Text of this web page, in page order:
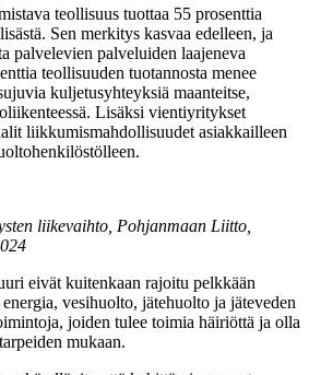
teollisuus tuottaa 55 prosenttia
Sen merkitys kasvaa edelleen, ja
palvelevien palveluiden laajeneva
teollisuuden tuotannosta menee
kuljetusyhteyksiä maanteitse,
Lisäksi vientiyritykset
liikkumismahdollisuudet asiakkailleen
liikevaihto, Pohjanmaan Liitto,
eivät kuitenkaan rajoitu pelkkään
vesihuolto, jätehuolto ja jäteveden
joiden tulee toimia häiriöttä ja olla
mukaan.